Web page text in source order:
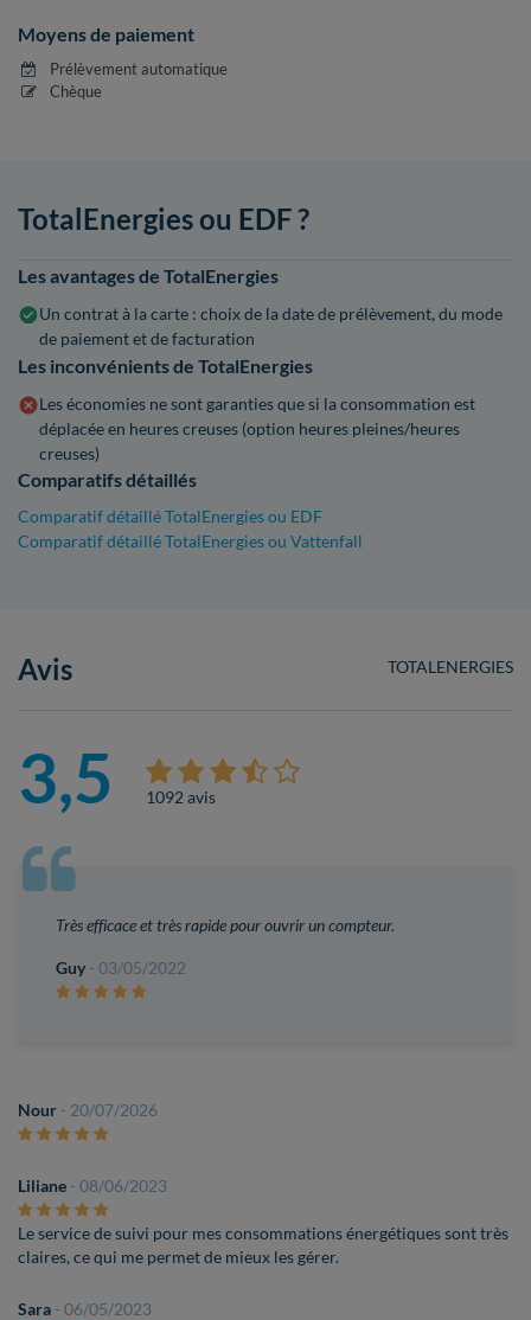
Moyens de paiement
Prélèvement automatique
Chèque
TotalEnergies ou EDF ?
Les avantages de TotalEnergies
Un contrat à la carte : choix de la date de prélèvement, du mode
de paiement et de facturation
Les inconvénients de TotalEnergies
Les économies ne sont garanties que si la consommation est
déplacée en heures creuses (option heures pleines/heures
creuses)
Comparatifs détaillés
Comparatif détaillé TotalEnergies ou EDF
Comparatif détaillé TotalEnergies ou Vattenfall
TOTALENERGIES
Avis
3,5 1092 avis
Très efficace et très rapide pour ouvrir un compteur.
Guy - 03/05/2022
Nour - 20/07/2026
Liliane - 08/06/2023
Le service de suivi pour mes consommations énergétiques sont très
claires, ce qui me permet de mieux les gérer.
Sara - 06/05/2023